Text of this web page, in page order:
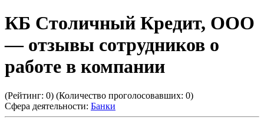
КБ Столичный Кредит, ООО
— отзывы сотрудников о
работе в компании
(Рейтинг: 0) (Количество проголосовавших: 0)
Сфера деятельности: Банки